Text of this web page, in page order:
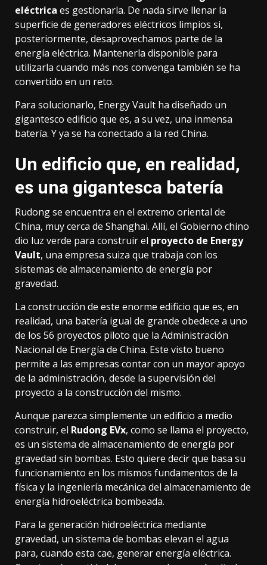
eléctrica es gestionarla. De nada sirve llenar la
superficie de generadores eléctricos limpios si,
posteriormente, desaprovechamos parte de la
energía eléctrica. Mantenerla disponible para
utilizarla cuando más nos convenga también se ha
convertido en un reto.
Para solucionarlo, Energy Vault ha diseñado un
gigantesco edificio que es, a su vez, una inmensa
batería. Y ya se ha conectado a la red China.
Un edificio que, en realidad,
es una gigantesca batería
Rudong se encuentra en el extremo oriental de
China, muy cerca de Shanghai. Allí, el Gobierno chino
dio luz verde para construir el proyecto de Energy
Vault, una empresa suiza que trabaja con los
sistemas de almacenamiento de energía por
gravedad.
La construcción de este enorme edificio que es, en
realidad, una batería igual de grande obedece a uno
de los 56 proyectos piloto que la Administración
Nacional de Energía de China. Este visto bueno
permite a las empresas contar con un mayor apoyo
de la administración, desde la supervisión del
proyecto a la construcción del mismo.
Aunque parezca simplemente un edificio a medio
construir, el Rudong EVx, como se llama el proyecto,
es un sistema de almacenamiento de energía por
gravedad sin bombas. Esto quiere decir que basa su
funcionamiento en los mismos fundamentos de la
física y la ingeniería mecánica del almacenamiento de
energía hidroeléctrica bombeada.
Para la generación hidroeléctrica mediante
gravedad, un sistema de bombas elevan el agua
para, cuando esta cae, generar energía eléctrica.